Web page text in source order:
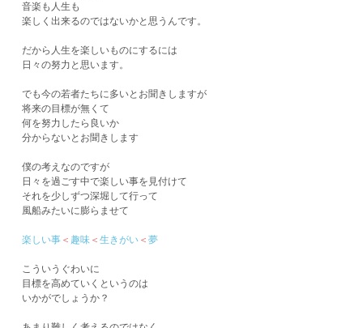
音楽も人生も
楽しく出来るのではないかと思うんです。
だから人生を楽しいものにするには
日々の努力と思います。
でも今の若者たちに多いとお聞きしますが
将来の目標が無くて
何を努力したら良いか
分からないとお聞きします
僕の考えなのですが
日々を過ごす中で楽しい事を見付けて
それを少しずつ深堀して行って
風船みたいに膨らませて
楽しい事 ＜ 趣味 ＜ 生きがい ＜ 夢
こういうぐわいに
目標を高めていくというのは
いかがでしょうか？